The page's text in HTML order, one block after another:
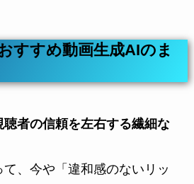
すすめ動画生成AIの ま
聴者の信頼を左右する繊細な
、今や「違和感のないリッ